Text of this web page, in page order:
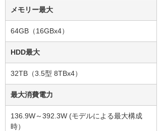
メモリー最大
64GB（16GBx4）
HDD最大
32TB（3.5型 8TBx4）
最大消費電力
136.9W～392.3W (モデルによる最大構成
時）